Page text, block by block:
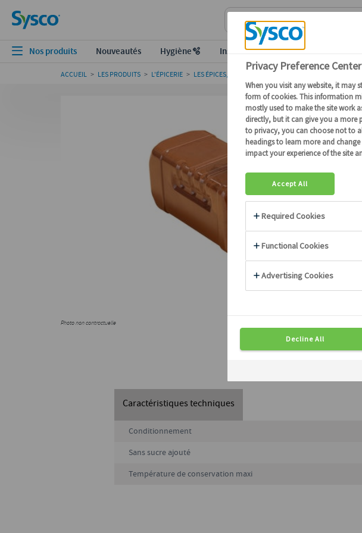
Nos produits Nouveautés Hygiène🫧 Inspiration
ACCUEIL > LES PRODUITS > L'ÉPICERIE > LES ÉPICES, AROMATES, SAUCES ET CONDIMENTS
Photo non contractuelle
Caractéristiques techniques
Conditionnement
Sans sucre ajouté
Température de conservation maxi